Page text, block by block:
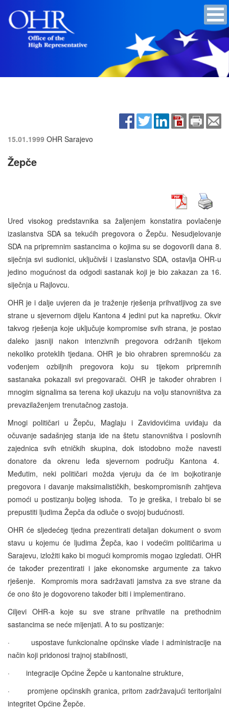
15.01.1999 OHR Sarajevo
Žepče
Ured visokog predstavnika sa žaljenjem konstatira povlačenje
izaslanstva SDA sa tekućih pregovora o Žepču. Nesudjelovanje
SDA na pripremnim sastancima o kojima su se dogovorili dana 8.
siječnja svi sudionici, uključivši i izaslanstvo SDA, ostavlja OHR-u
jedino mogućnost da odgodi sastanak koji je bio zakazan za 16.
siječnja u Rajlovcu.
OHR je i dalje uvjeren da je traženje rješenja prihvatljivog za sve
strane u sjevernom dijelu Kantona 4 jedini put ka napretku. Okvir
takvog rješenja koje uključuje kompromise svih strana, je postao
daleko jasniji nakon intenzivnih pregovora održanih tijekom
nekoliko proteklih tjedana. OHR je bio ohrabren spremnošću za
vođenjem ozbiljnih pregovora koju su tijekom pripremnih
sastanaka pokazali svi pregovarači. OHR je također ohrabren i
mnogim signalima sa terena koji ukazuju na volju stanovništva za
prevazilaženjem trenutačnog zastoja.
Mnogi političari u Žepču, Maglaju i Zavidovićima uviđaju da
očuvanje sadašnjeg stanja ide na štetu stanovništva i poslovnih
zajednica svih etničkih skupina, dok istodobno može navesti
donatore da okrenu leđa sjevernom području Kantona 4.
Međutim, neki političari možda vjeruju da će im bojkotiranje
pregovora i davanje maksimalističkih, beskompromisnih zahtjeva
pomoći u postizanju boljeg ishoda. To je greška, i trebalo bi se
prepustiti ljudima Žepča da odluče o svojoj budućnosti.
OHR će sljedećeg tjedna prezentirati detaljan dokument o svom
stavu u kojemu će ljudima Žepča, kao i vodećim političarima u
Sarajevu, izložiti kako bi mogući kompromis mogao izgledati. OHR
će također prezentirati i jake ekonomske argumente za takvo
rješenje. Kompromis mora sadržavati jamstva za sve strane da
će ono što je dogovoreno također biti i implementirano.
Ciljevi OHR-a koje su sve strane prihvatile na prethodnim
sastancima se neće mijenjati. A to su postizanje:
· uspostave funkcionalne općinske vlade i administracije na
način koji pridonosi trajnoj stabilnosti,
· integracije Općine Žepče u kantonalne strukture,
· promjene općinskih granica, pritom zadržavajući teritorijalni
integritet Općine Žepče.